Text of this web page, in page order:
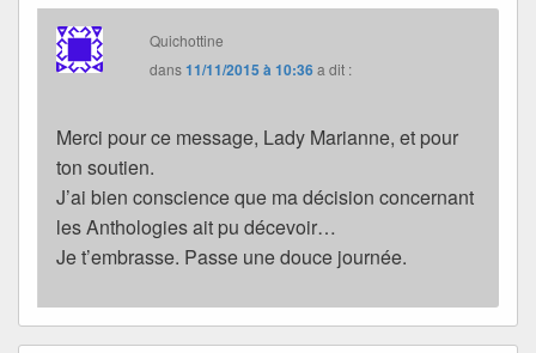
Quichottine
dans11/11/2015 à 10:36a dit :
Merci pour ce message, Lady Marianne, et pour
ton soutien.
J’ai bien conscience que ma décision concernant
les Anthologies ait pu décevoir…
Je t’embrasse. Passe une douce journée.